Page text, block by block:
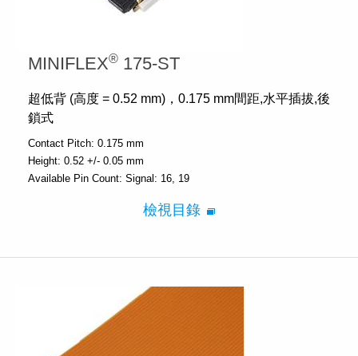
MINIFLEX® 175-ST
超低背 (高度 = 0.52 mm)，0.175 mm間距,水平插拔,後
鎖式
Contact Pitch: 0.175 mm
Height: 0.52 +/- 0.05 mm
Available Pin Count: Signal: 16, 19
檢視目錄